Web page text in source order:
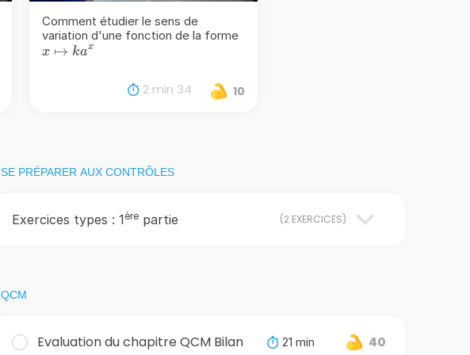
Comment étudier le sens de
variation d'une fonction de la forme
x\mapsto
x ↦ kax
2 min 34 10
SE PRÉPARER AUX CONTRÔLES
Exercices types : 1ère partie (2 EXERCICES)
QCM
Evaluation du chapitre QCM Bilan 21 min 40